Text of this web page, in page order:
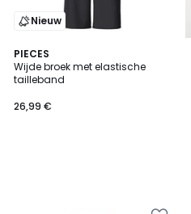
Nieuw
PIECES
Wijde broek met elastische
tailleband
26,99 €